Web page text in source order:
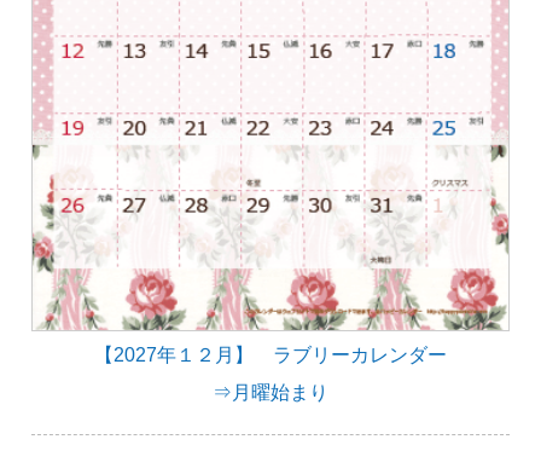
【2027年１２月】 ラブリーカレンダー
⇒月曜始まり